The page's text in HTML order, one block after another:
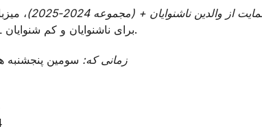
از والدین ناشنوایان + (مجموعه 2024-2025)
،
خدمات NORCAL برای ناشنوایان و کم شنوایان.
زمانی که: سومین پنجشنبه